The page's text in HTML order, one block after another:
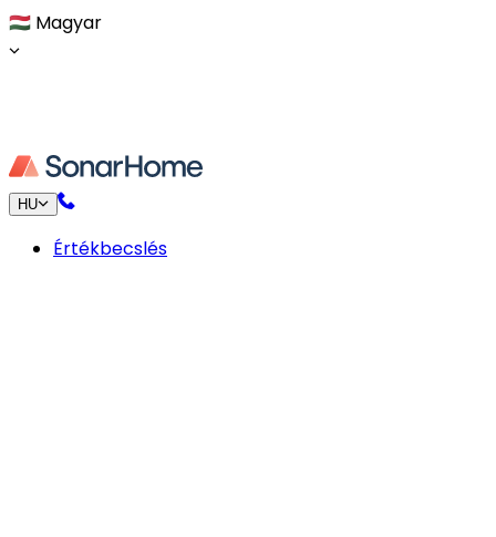
🇭🇺 Magyar
HU
Értékbecslés